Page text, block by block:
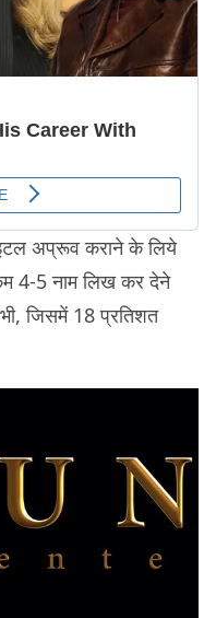
अप्रूव कराने के लिये
4-5 नाम लिख कर देने
जिसमें 18 प्रतिशत